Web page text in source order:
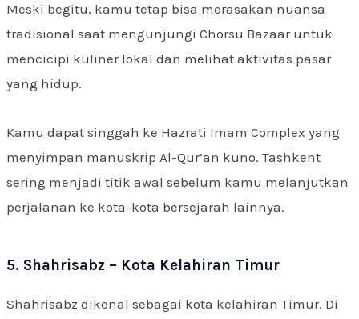
Meski begitu, kamu tetap bisa merasakan nuansa
tradisional saat mengunjungi Chorsu Bazaar untuk
mencicipi kuliner lokal dan melihat aktivitas pasar
yang hidup.
Kamu dapat singgah ke Hazrati Imam Complex yang
menyimpan manuskrip Al-Qur’an kuno. Tashkent
sering menjadi titik awal sebelum kamu melanjutkan
perjalanan ke kota-kota bersejarah lainnya.
5. Shahrisabz – Kota Kelahiran Timur
Shahrisabz dikenal sebagai kota kelahiran Timur. Di